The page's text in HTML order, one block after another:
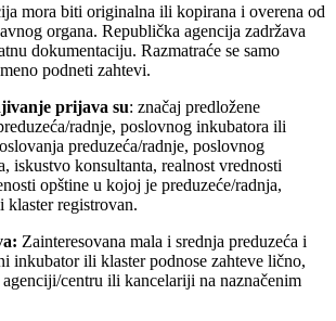
mora biti originalna ili kopirana i overena od
organa. Republička agencija zadržava
dokumentaciju. Razmatraće se samo
podneti zahtevi.
prijava su: značaj predložene
radnje, poslovnog inkubatora ili
preduzeća/radnje, poslovnog
iskustvo konsultanta, realnost vrednosti
opštine u kojoj je preduzeće/radnja,
registrovan.
Zainteresovana mala i srednja preduzeća i
inkubator ili klaster podnose zahteve lično,
centru ili kancelariji na naznačenim